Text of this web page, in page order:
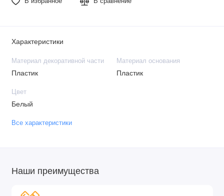
Характеристики
Материал декоративной части
Пластик
Материал основания
Пластик
Цвет
Белый
Все характеристики
Наши преимущества